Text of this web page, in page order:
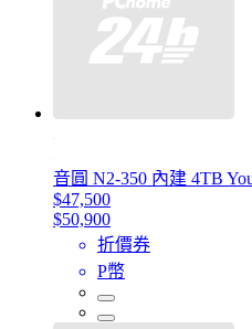
音圓 N2-350 內建 4TB
$47,500
$50,900
折價券
P幣